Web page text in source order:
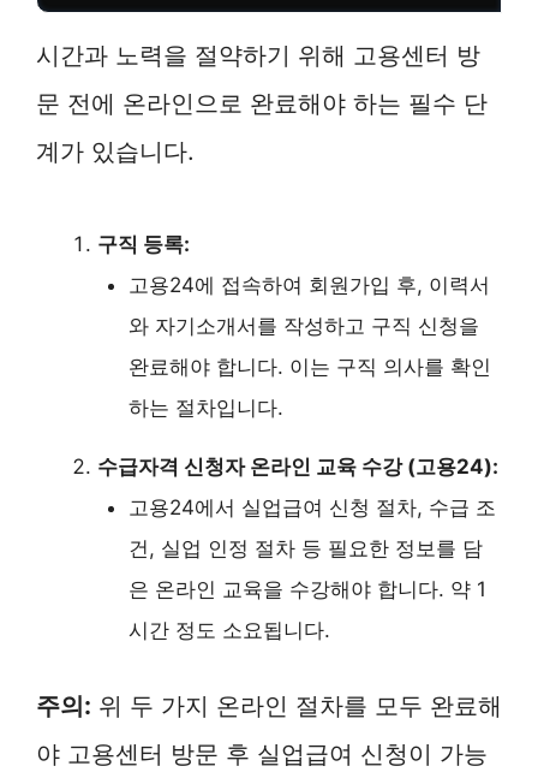
시간과 노력을 절약하기 위해 고용센터 방
문 전에 온라인으로 완료해야 하는 필수 단
계가 있습니다.
구직 등록:
고용24에 접속하여 회원가입 후, 이력서
와 자기소개서를 작성하고 구직 신청을
완료해야 합니다. 이는 구직 의사를 확인
하는 절차입니다.
수급자격 신청자 온라인 교육 수강 (고용24):
고용24에서 실업급여 신청 절차, 수급 조
건, 실업 인정 절차 등 필요한 정보를 담
은 온라인 교육을 수강해야 합니다. 약 1
시간 정도 소요됩니다.
주의: 위 두 가지 온라인 절차를 모두 완료해
야 고용센터 방문 후 실업급여 신청이 가능